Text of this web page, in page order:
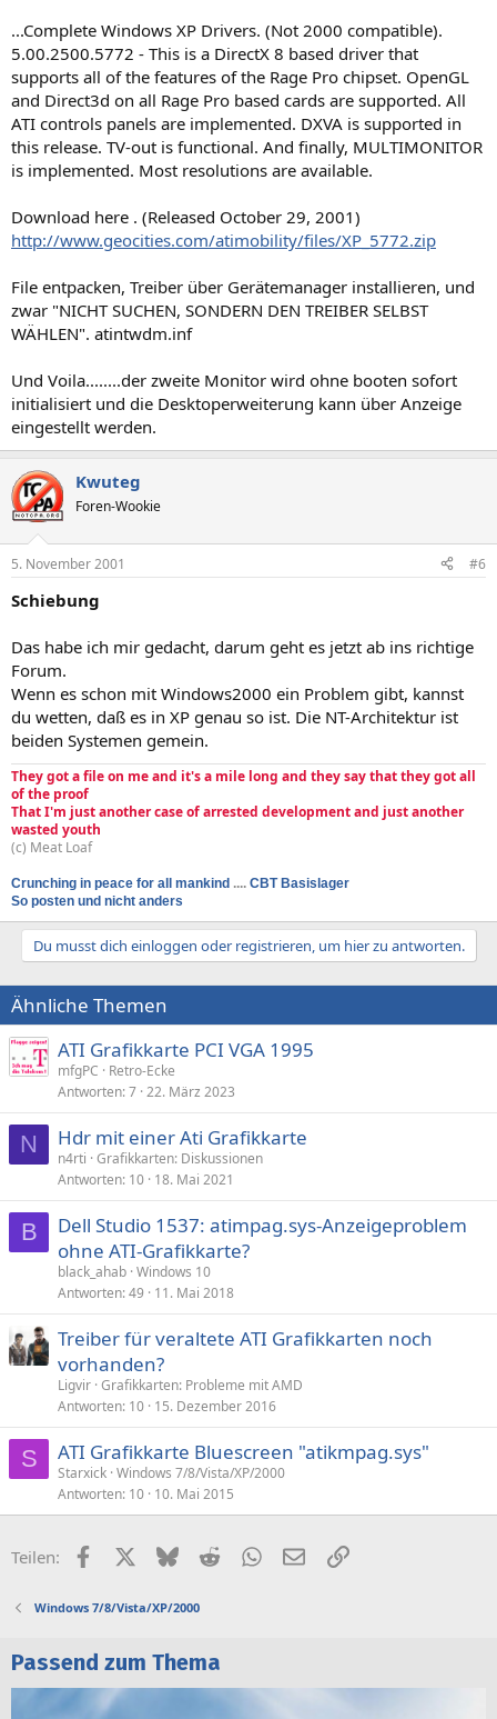
...Complete Windows XP Drivers. (Not 2000 compatible).
5.00.2500.5772 - This is a DirectX 8 based driver that
supports all of the features of the Rage Pro chipset. OpenGL
and Direct3d on all Rage Pro based cards are supported. All
ATI controls panels are implemented. DXVA is supported in
this release. TV-out is functional. And finally, MULTIMONITOR
is implemented. Most resolutions are available.
Download here . (Released October 29, 2001)
http://www.geocities.com/atimobility/files/XP_5772.zip
File entpacken, Treiber über Gerätemanager installieren, und
zwar "NICHT SUCHEN, SONDERN DEN TREIBER SELBST
WÄHLEN". atintwdm.inf
Und Voila........der zweite Monitor wird ohne booten sofort
initialisiert und die Desktoperweiterung kann über Anzeige
eingestellt werden.
Kwuteg
Foren-Wookie
5. November 2001 #6
Schiebung
Das habe ich mir gedacht, darum geht es jetzt ab ins richtige
Forum.
Wenn es schon mit Windows2000 ein Problem gibt, kannst
du wetten, daß es in XP genau so ist. Die NT-Architektur ist
beiden Systemen gemein.
They got a file on me and it's a mile long and they say that they got all
of the proof
That I'm just another case of arrested development and just another
wasted youth
(c) Meat Loaf
Crunching in peace for all mankind .... CBT Basislager
So posten und nicht anders
Du musst dich einloggen oder registrieren, um hier zu antworten.
Ähnliche Themen
ATI Grafikkarte PCI VGA 1995
mfgPC
Retro-Ecke
Antworten 7 22. März 2023
N Hdr mit einer Ati Grafikkarte
n4rti Grafikkarten: Diskussionen
Antworten 10 18. Mai 2021
B
Dell Studio 1537: atimpag.sys-Anzeigeproblem
ohne ATI-Grafikkarte?
black_ahab Windows 10
Antworten 49 11. Mai 2018
Treiber für veraltete ATI Grafikkarten noch
vorhanden?
Ligvir Grafikkarten: Probleme mit AMD
Antworten 10 15. Dezember 2016
S ATI Grafikkarte Bluescreen "atikmpag.sys"
Starxick Windows 7/8/Vista/XP/2000
Antworten 10 10. Mai 2015
Teilen: FacebookX (Twitter)
BlueskyRedditWhatsApp
E-MailLink
Windows 7/8/Vista/XP/2000
Passend zum Thema